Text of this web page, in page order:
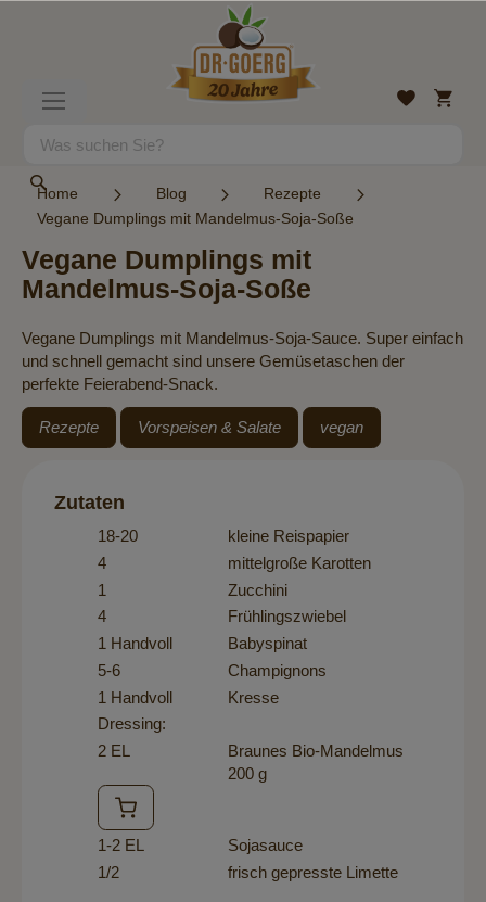
Suche
Wunschliste
Mein
Home Blog
Rezepte
Vegane Dumplings mit Mandelmus-Soja-Soße
Vegane Dumplings mit
Mandelmus-Soja-Soße
Vegane Dumplings mit Mandelmus-Soja-Sauce. Super einfach
und schnell gemacht sind unsere Gemüsetaschen der
perfekte Feierabend-Snack.
Rezepte Vorspeisen & Salate vegan
Zutaten
18-20
kleine Reispapier
4
mittelgroße Karotten
1
Zucchini
4
Frühlingszwiebel
1 Handvoll
Babyspinat
5-6
Champignons
1 Handvoll
Kresse
Dressing:
2 EL
Braunes Bio-Mandelmus
200 g
1-2 EL
Sojasauce
1/2
frisch gepresste Limette